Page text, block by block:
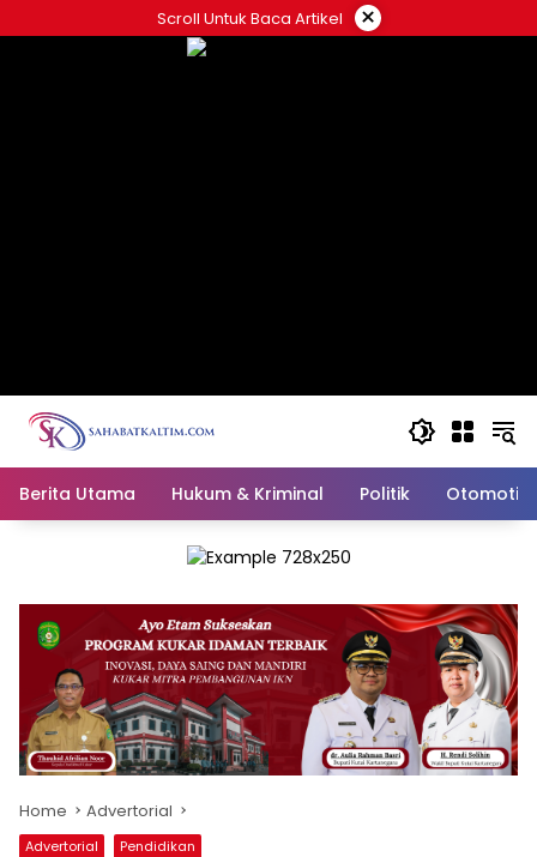
to
Scroll Untuk Baca Artikel ×
Berita Utama Hukum & Kriminal Politik Otomotif
Home Advertorial
Advertorial Pendidikan